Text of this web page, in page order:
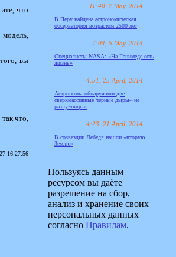
что
вы
что,
16:27:56
11:40, 7 May, 2014
В Перу найдена астрономическая
обсерватория возрастом 2500 лет
7:04, 5 May, 2014
Специалисты NASA: «На Ганимеде есть
жизнь»
4:51, 25 April, 2014
Астрономы обнаружили две
сверхмассивные чёрные дыры-«не
разлучницы»
4:23, 21 April, 2014
В созвездии Лебедя нашли «вторую
Землю»
Пользуясь данным
ресурсом вы даёте
разрешение на сбор,
анализ и хранение своих
персональных данных
согласно Правилам.